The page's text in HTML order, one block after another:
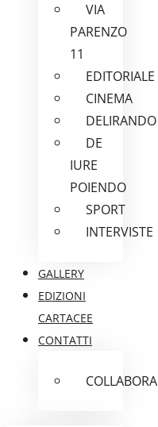
VIA
PARENZO
11
EDITORIALE
CINEMA
DELIRANDO
DE
IURE
POIENDO
SPORT
INTERVISTE
GALLERY
EDIZIONI
CARTACEE
CONTATTI
COLLABORA